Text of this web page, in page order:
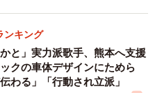
えるのかを描いた「認知症
よると、認知症の代表的な
ます。ふと我に返ったと
こに向かっているのか、
ンキング
かと」実力派歌手、熊本へ支援
クの車体デザインにためら
わる」「行動され立派」